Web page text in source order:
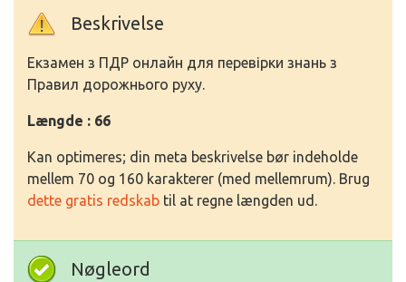
Beskrivelse
Екзамен з ПДР онлайн для перевірки знань з
Правил дорожнього руху.
Længde : 66
Kan optimeres; din meta beskrivelse bør indeholde
mellem 70 og 160 karakterer (med mellemrum). Brug
dette gratis redskab til at regne længden ud.
Nøgleord